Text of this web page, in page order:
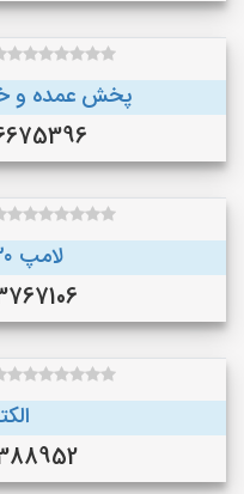
پخش عمده و
لامپ ۳۰ وات آفتابی